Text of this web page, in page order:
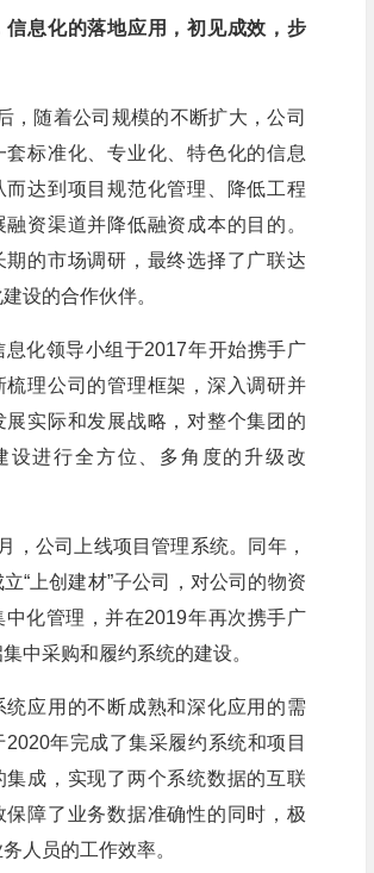
信息化的落地应用，初见成效，步
，随着公司规模的不断扩大，公司
套标准化、专业化、特色化的信息
而达到项目规范化管理、降低工程
融资渠道并降低融资成本的目的。
期的市场调研，最终选择了广联达
设的合作伙伴。
息化领导小组于2017年开始携手广
梳理公司的管理框架，深入调研并
展实际和发展战略，对整个集团的
设进行全方位、多角度的升级改
，公司上线项目管理系统。同年，
“上创建材”子公司，对公司的物资
中化管理，并在2019年再次携手广
中采购和履约系统的建设。
统应用的不断成熟和深化应用的需
2020年完成了集采履约系统和项目
集成，实现了两个系统数据的互联
保障了业务数据准确性的同时，极
人员的工作效率。